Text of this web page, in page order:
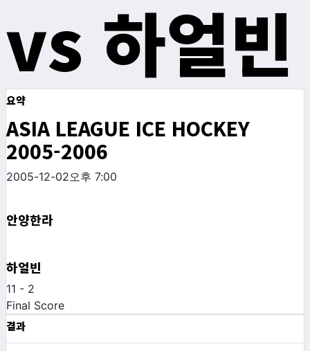
vs 하얼빈
요약
ASIA LEAGUE ICE HOCKEY
2005-2006
2005-12-02오후 7:00
안양한라
하얼빈
11 - 2
Final Score
결과